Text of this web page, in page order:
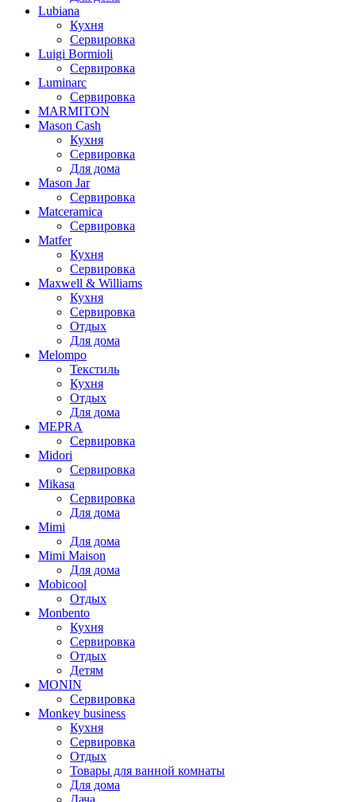
Lubiana
Кухня
Сервировка
Luigi Bormioli
Сервировка
Luminarc
Сервировка
MARMITON
Mason Cash
Кухня
Сервировка
Для дома
Mason Jar
Сервировка
Matceramica
Сервировка
Matfer
Кухня
Сервировка
Maxwell & Williams
Кухня
Сервировка
Отдых
Для дома
Melompo
Текстиль
Кухня
Отдых
Для дома
MEPRA
Сервировка
Midori
Сервировка
Mikasa
Сервировка
Для дома
Mimi
Для дома
Mimi Maison
Для дома
Mobicool
Отдых
Monbento
Кухня
Сервировка
Отдых
Детям
MONIN
Сервировка
Monkey business
Кухня
Сервировка
Отдых
Товары для ванной комнаты
Для дома